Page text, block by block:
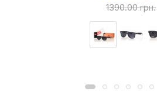
1390.00 грн.